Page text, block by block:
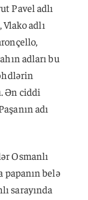
Pavel adlı
adlı
adları bu
Ən ciddi
adı
Osmanlı
papanın belə
sarayında